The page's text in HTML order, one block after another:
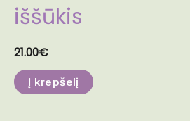
iššūkis
21.00€
Į krepšelį